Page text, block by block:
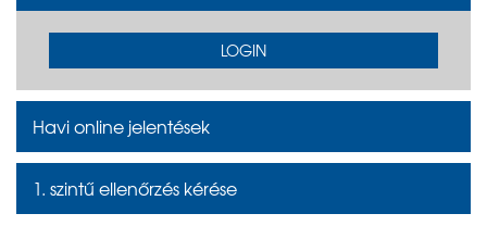
LOGIN
Havi online jelentések
1. szintű ellenőrzés kérése